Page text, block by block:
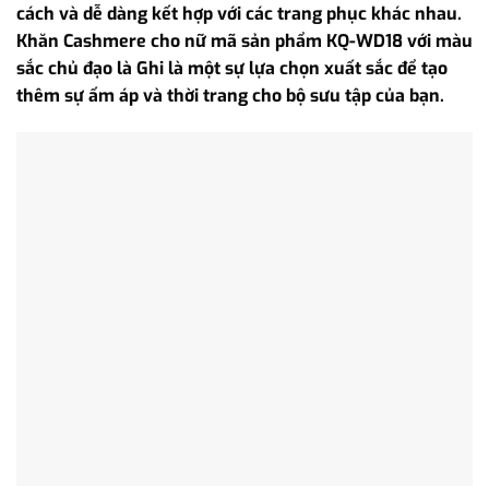
cách và dễ dàng kết hợp với các trang phục khác nhau.
Khăn Cashmere cho nữ mã sản phẩm KQ-WD18 với màu
sắc chủ đạo là Ghi là một sự lựa chọn xuất sắc để tạo
thêm sự ấm áp và thời trang cho bộ sưu tập của bạn.